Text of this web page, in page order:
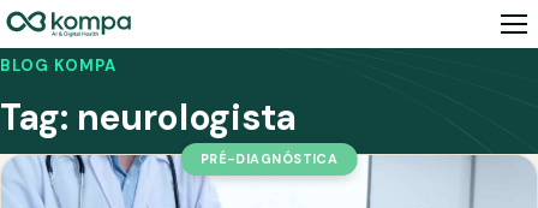
BLOG KOMPA
Tag: neurologista
PRÉ-DIAGNÓSTICA